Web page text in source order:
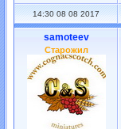
14:30 08 08 2017
samoteev
Старожил